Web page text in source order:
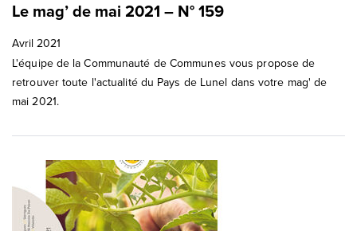
Le mag’ de mai 2021 – N° 159
Avril 2021
L'équipe de la Communauté de Communes vous propose de
retrouver toute l'actualité du Pays de Lunel dans votre mag' de
mai 2021.